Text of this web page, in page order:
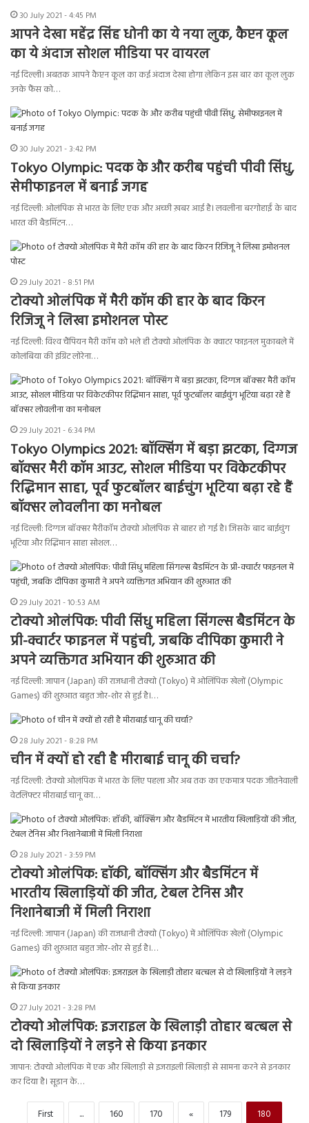
30 July 2021 - 4:45 PM
आपने देखा महेंद्र सिंह धोनी का ये नया लुक, कैप्टन कूल
का ये अंदाज सोशल मीडिया पर वायरल
नई दिल्ली। अबतक आपने कैप्टन कूल का कई अंदाज देखा होगा लेकिन इस बार का कूल लुक
उनके फैंस को…
30 July 2021 - 3:42 PM
Tokyo Olympic: पदक के और करीब पहुंची पीवी सिंधु,
सेमीफाइनल में बनाई जगह
नई दिल्ली: ओलंपिक से भारत के लिए एक और अच्छी ख़बर आई है। लवलीना बरगोहाईं के बाद
भारत की बैडमिंटन…
29 July 2021 - 8:51 PM
टोक्यो ओलंपिक में मैरी कॉम की हार के बाद किरन
रिजिजू ने लिखा इमोशनल पोस्ट
नई दिल्ली: विश्‍व चैंपियन मैरी कॉम को भले ही टोक्‍यो ओलंपिक के क्‍वाटर फाइनल मुकाबले में
कोलंबिया की इंग्रिट लोरेना…
29 July 2021 - 6:34 PM
Tokyo Olympics 2021: बॉक्सिंग में बड़ा झटका, दिग्गज
बॉक्सर मैरी कॉम आउट, सोशल मीडिया पर विकेटकीपर
रिद्धिमान साहा, पूर्व फुटबॉलर बाईचुंग भूटिया बढ़ा रहे हैं
बॉक्सर लोवलीना का मनोबल
नई दिल्ली: दिग्गज बॉक्सर मैरीकॉम टोक्यो ओलंपिक से बाहर हो गई है। जिसके बाद बाईचुंग
भूटिया और रिद्धिमान साहा सोशल…
29 July 2021 - 10:53 AM
टोक्यो ओलंपिक: पीवी सिंधु महिला सिंगल्स बैडमिंटन के
प्री-क्वार्टर फाइनल में पहुंची, जबकि दीपिका कुमारी ने
अपने व्यक्तिगत अभियान की शुरुआत की
नई दिल्ली: जापान (Japan) की राजधानी टोक्यो (Tokyo) में ओलिंपिक खेलों (Olympic
Games) की शुरुआत बहुत जोर-शोर से हुई है।…
28 July 2021 - 8:28 PM
चीन में क्यों हो रही है मीराबाई चानू की चर्चा?
नई दिल्ली: टोक्यो ओलंपिक में भारत के लिए पहला और अब तक का एकमात्र पदक जीतनेवाली
वेटलिफ्टर मीराबाई चानू का…
28 July 2021 - 3:59 PM
टोक्यो ओलंपिक: हॉकी, बॉक्सिंग और बैडमिंटन में
भारतीय खिलाड़ियों की जीत, टेबल टेनिस और
निशानेबाजी में मिली निराशा
नई दिल्ली: जापान (Japan) की राजधानी टोक्यो (Tokyo) में ओलिंपिक खेलों (Olympic
Games) की शुरुआत बहुत जोर-शोर से हुई है।…
27 July 2021 - 3:28 PM
टोक्यो ओलंपिक: इजराइल के खिलाड़ी तोहार बत्बल से
दो खिलाड़ियों ने लड़ने से किया इनकार
जापान: टोक्यो ओलंपिक में एक और खिलाड़ी से इजराइली खिलाड़ी से सामना करने से इनकार
कर दिया है। सूडान के…
First ... 160 170 « 179 180